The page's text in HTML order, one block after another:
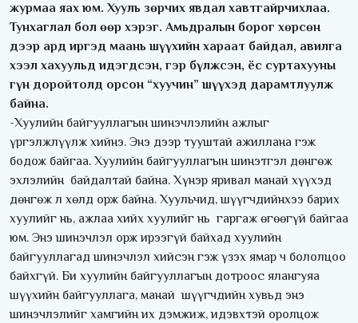
журмаа яах юм. Хууль зөрчих явдал хавтгайрчихлаа.
Тунхаглал бол өөр хэрэг. Амьдралын борог хөрсөн
дээр ард иргэд маань шүүхийн хараат байдал, авилга
хээл хахуульд идэгдсэн, гэр бүлжсэн, ёс суртахууны
гүн доройтолд орсон “хуучин” шүүхэд дарамтлуулж
байна.
-Хуулийн байгууллагын шинэчлэлийн ажлыг
үргэлжлүүлж хийнэ. Энэ дээр тууштай ажиллана гэж
бодож байгаа. Хуулийн байгууллагын шинэтгэл дөнгөж
эхлэлийн байдалтай байна. Хүнэр яривал манай хүүхэд
дөнгөж л хөлд орж байна. Хуульчид, шүүгчдийнхээ барих
хуулийг нь, ажлаа хийх хуулийг нь гаргаж өгөөгүй байгаа
юм. Энэ шинэчлэл орж ирээгүй байхад хуулийн
байгууллагад шинэчлэл хийсэн гэж үзэх ямар ч бололцоо
байхгүй. Би хуулийн байгууллагын дотроос ялангуяа
шүүхийн байгууллага, манай шүүгчдийн хувьд энэ
шинэчлэлийг хамгийн их дэмжиж, идэвхтэй оролцож